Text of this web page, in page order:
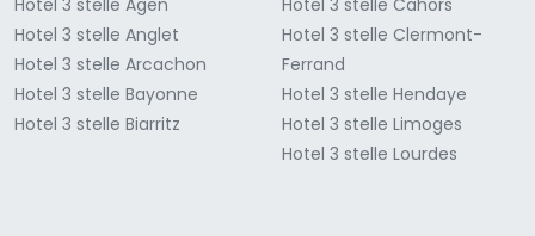
Hotel 3 stelle Anglet
Hotel 3 stelle Arcachon
Hotel 3 stelle Bayonne
Hotel 3 stelle Biarritz
Hotel 3 stelle Clermont-
Ferrand
Hotel 3 stelle Hendaye
Hotel 3 stelle Limoges
Hotel 3 stelle Lourdes